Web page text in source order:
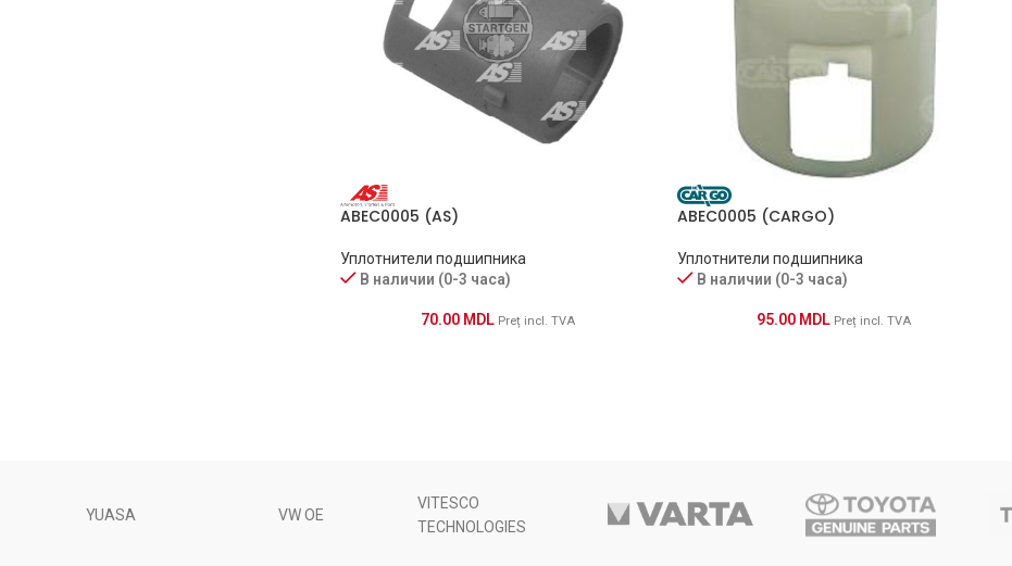
ABEC0005 (AS)
Уплотнители подшипника
В наличии (0-3 часа)
70.00 MDL Preț incl. TVA
ABEC0005 (CARGO)
Уплотнители подшипника
В наличии (0-3 часа)
95.00 MDL Preț incl. TVA
YUASA VW OE
VITESCO
TECHNOLOGIES